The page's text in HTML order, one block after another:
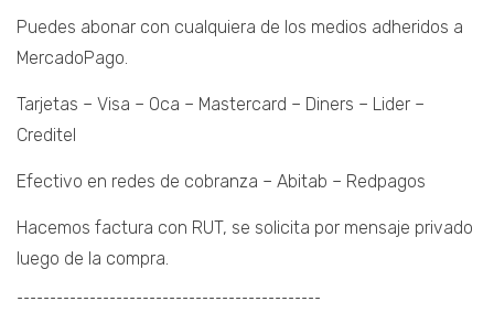
Puedes abonar con cualquiera de los medios adheridos a
MercadoPago.
Tarjetas – Visa – Oca – Mastercard – Diners – Lider –
Creditel
Efectivo en redes de cobranza – Abitab – Redpagos
Hacemos factura con RUT, se solicita por mensaje privado
luego de la compra.
¯¯¯¯¯¯¯¯¯¯¯¯¯¯¯¯¯¯¯¯¯¯¯¯¯¯¯¯¯¯¯¯¯¯¯¯¯¯¯¯¯¯¯¯¯¯